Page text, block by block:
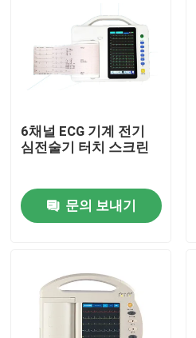
제품
회사 소개
6채널 ECG 기계 전기
심전술기 터치 스크린
문의 보내기